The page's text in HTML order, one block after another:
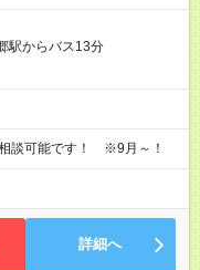
駅からバス13分
談可能です！ ※9月～！
詳細へ